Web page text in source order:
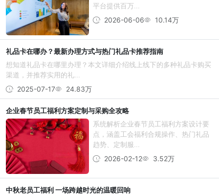
平台提供百万...
2026-06-06
10.14万
礼品卡在哪办？最新办理方式与热门礼品卡推荐指南
想知道礼品卡在哪里办理？本文详细介绍线上线下的多种礼品卡购买
渠道，并推荐实用的礼...
2025-07-17
24.83万
企业春节员工福利方案定制与采购全攻略
系统解析企业春节员工福利方案设计要
点，涵盖工会福利合规操作、热门礼品
趋势、定制服...
2026-02-12
3.52万
中秋老员工福利 一场跨越时光的温暖回响